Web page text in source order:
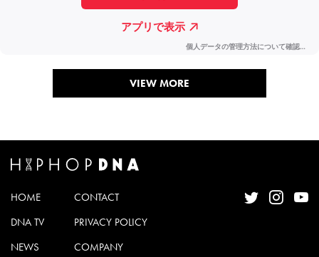
VIEW MORE
HOME
DNA TV
NEWS
CONTACT
PRIVACY POLICY
COMPANY